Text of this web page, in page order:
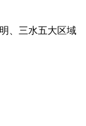
、三水五大区域